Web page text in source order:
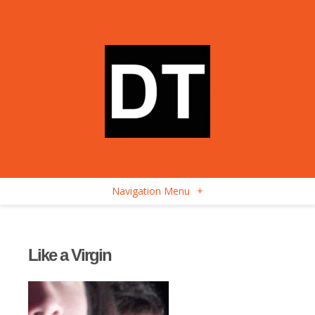
Navigation Menu +
Like a Virgin